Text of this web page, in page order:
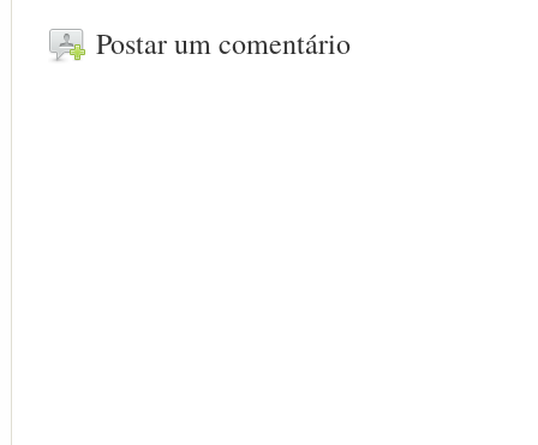
Postar um comentário